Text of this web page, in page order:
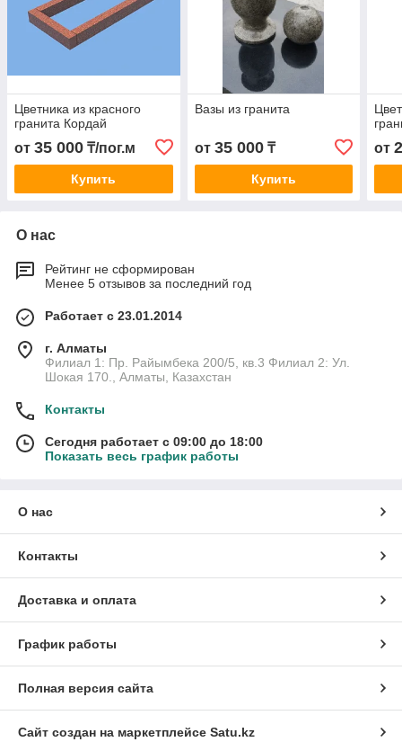
Цветника из красного
гранита Кордай
от 35 000 ₸/пог.м
Купить
Вазы из гранита
от 35 000₸
Купить
от
О нас
Рейтинг не сформирован
Менее 5 отзывов за последний год
Работает с 23.01.2014
г. Алматы
Филиал 1: Пр. Райымбека 200/5, кв.3 Филиал 2: Ул.
Шокая 170., Алматы, Казахстан
Контакты
Сегодня работает с 09:00 до 18:00
Показать весь график работы
О нас
Контакты
Доставка и оплата
График работы
Полная версия сайта
Сайт создан на маркетплейсе Satu.kz